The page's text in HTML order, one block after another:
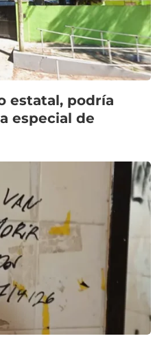
estatal, podría
especial de